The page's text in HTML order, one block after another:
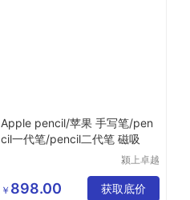
Apple pencil/苹果 手写笔/pen
cil一代笔/pencil二代笔 磁吸
颍上卓越
有限公司
￥ 898.00 获取底价